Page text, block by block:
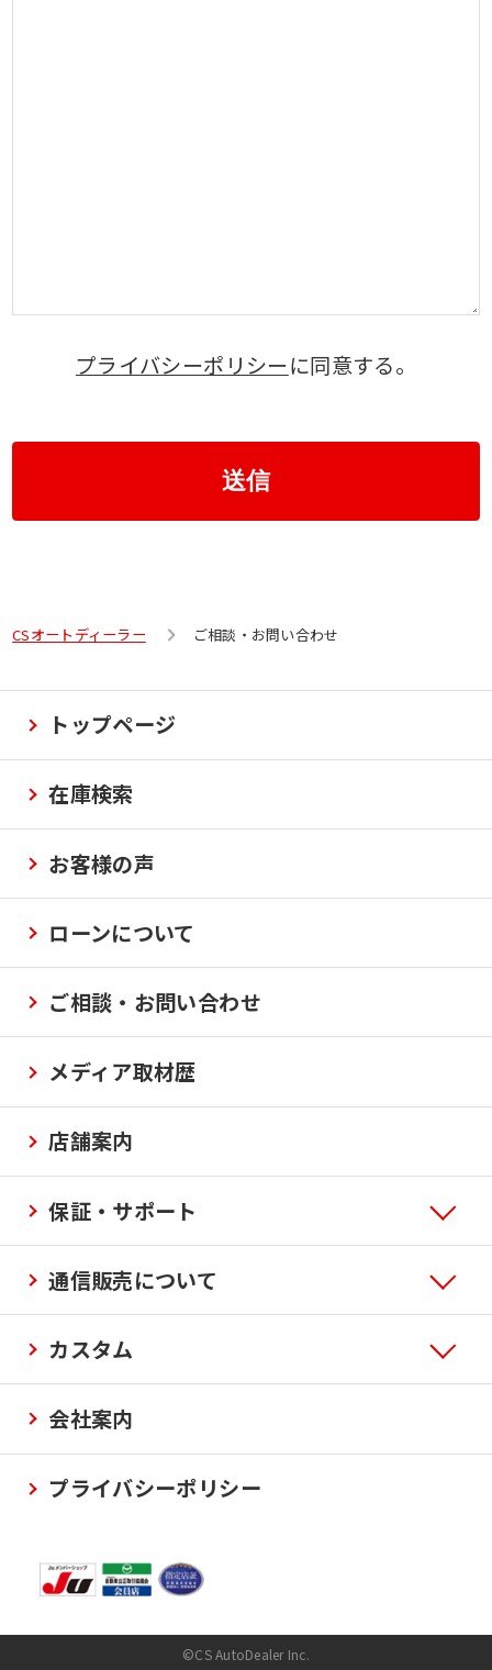
プライバシーポリシーに同意する。
送信
CSオートディーラー ご相談・お問い合わせ
トップページ
在庫検索
お客様の声
ローンについて
ご相談・お問い合わせ
メディア取材歴
店舗案内
保証・サポート
通信販売について
カスタム
会社案内
プライバシーポリシー
©CS AutoDealer Inc.